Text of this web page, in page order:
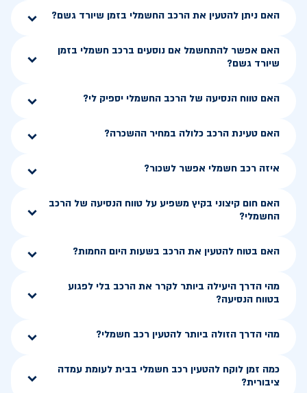
האם ניתן להטעין את הרכב החשמלי בזמן שיורד גשם?
האם אפשר להתחשמל אם נוסעים ברכב חשמלי בזמן
שיורד גשם?
האם טווח הנסיעה של הרכב החשמלי יספיק לי?
האם טעינת הרכב כלולה במחיר ההשכרה?
איזה רכב חשמלי אפשר לשכור?
האם חום קיצוני בקיץ משפיע על טווח הנסיעה של הרכב
החשמלי?
האם בטוח להטעין את הרכב בשעות היום החמות?
מהי הדרך היעילה ביותר לקרר את הרכב בלי לפגוע
בטווח הנסיעה?
מהי הדרך הזולה ביותר להטעין רכב חשמלי?
כמה זמן לוקח להטעין רכב חשמלי בבית לעומת עמדה
ציבורית?